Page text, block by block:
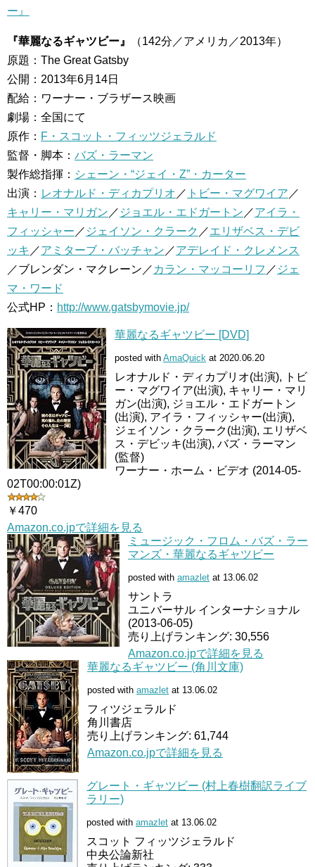
ー』
『華麗なるギャツビー』
（142分／アメリカ／2013年）
原題：The Great Gatsby
公開：2013年6月14日
配給：ワーナー・ブラザース映画
劇場：全国にて
原作： F・スコット・フィッツジェラルド
監督・脚本： バズ・ラーマン
製作総指揮： シェーン・“ジェイ・Z”・カーター
出演： レオナルド・ディカプリオ ／ トビー・マグワイア ／
キャリー・マリガン ／ ジョエル・エドガートン ／アイラ・
フィッシャー ／ ジェイソン・クラーク ／エリザベス・デビ
ッキ ／アミターブ・バッチャン ／アデレイド・クレメンス
／ブレンダン・マクレーン／ カラン・マッコーリフ ／ ジェ
マ・ワード
公式HP： http://www.gatsbymovie.jp/‎
華麗なるギャツビー [DVD]
posted with AmaQuick at 2020.06.20
レオナルド・ディカプリオ(出演), トビ
ー・マグワイア(出演), キャリー・マリ
ガン(出演), ジョエル・エドガートン
(出演), アイラ・フィッシャー(出演),
ジェイソン・クラーク(出演), エリザベ
ス・デビッキ(出演), バズ・ラーマン
(監督)
ワーナー・ホーム・ビデオ (2014-05-
02T00:00:01Z)
￥470
Amazon.co.jpで詳細を見る
ミュージック・フロム・バズ・ラー
マンズ・華麗なるギャツビー
posted with amazlet at 13.06.02
サントラ
ユニバーサル インターナショナル
(2013-06-05)
売り上げランキング: 30,556
Amazon.co.jpで詳細を見る
華麗なるギャツビー (角川文庫)
posted with amazlet at 13.06.02
フィツジェラルド
角川書店
売り上げランキング: 61,744
Amazon.co.jpで詳細を見る
グレート・ギャツビー (村上春樹翻訳ライブ
ラリー)
posted with amazlet at 13.06.02
スコット フィッツジェラルド
中央公論新社